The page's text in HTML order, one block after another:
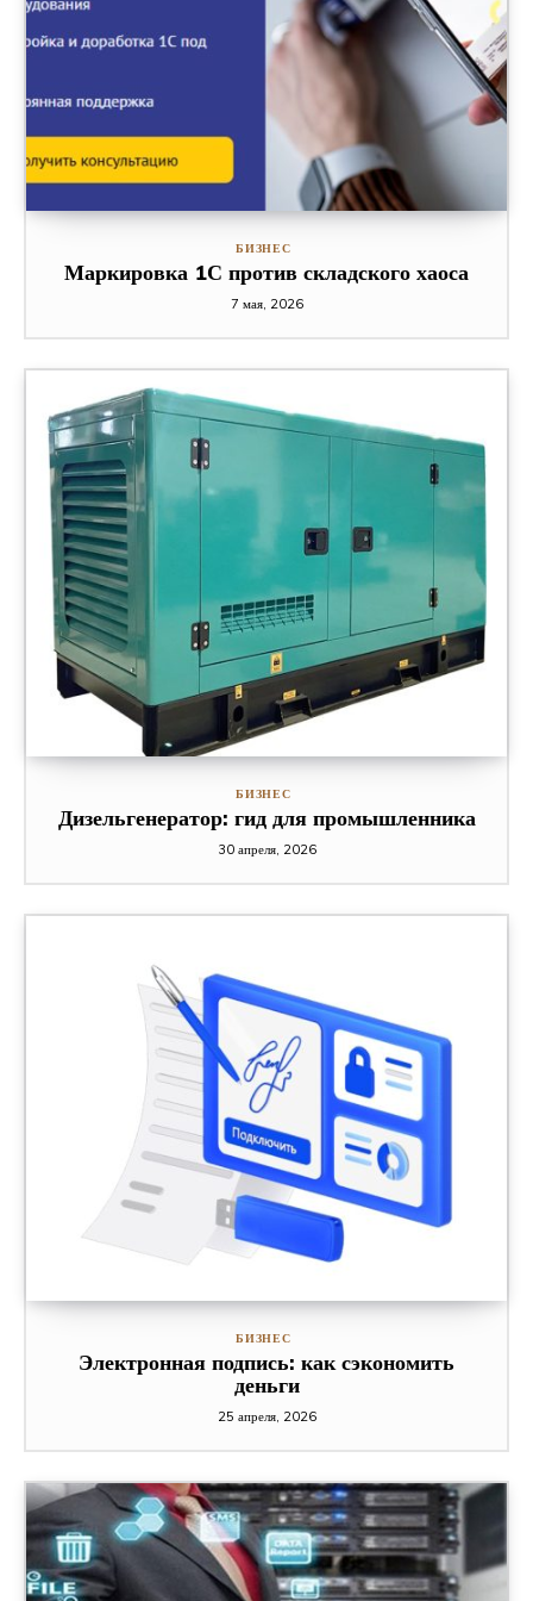
БИЗНЕС
Маркировка 1С против складского хаоса
7 мая, 2026
БИЗНЕС
Дизельгенератор: гид для промышленника
30 апреля, 2026
БИЗНЕС
Электронная подпись: как сэкономить
деньги
25 апреля, 2026